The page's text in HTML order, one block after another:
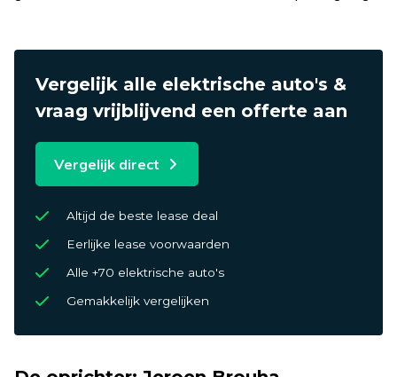
Vergelijk alle elektrische auto's &
vraag vrijblijvend een offerte aan
Vergelijk direct
Altijd de beste lease deal
Eerlijke lease voorwaarden
Alle +70 elektrische auto's
Gemakkelijk vergelijken